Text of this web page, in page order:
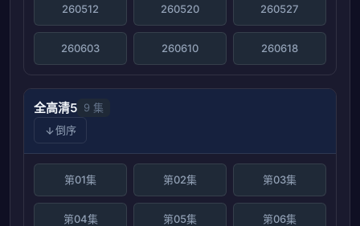
260512 260520 260527
260603 260610 260618
全高清5 9 集
倒序
第01集 第02集 第03集
第04集 第05集 第06集